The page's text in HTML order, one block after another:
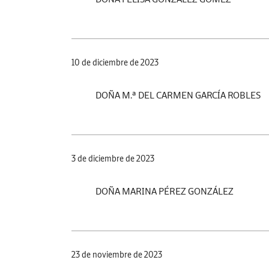
10 de diciembre de 2023
DOÑA M.ª DEL CARMEN GARCÍA ROBLES
3 de diciembre de 2023
DOÑA MARINA PÉREZ GONZÁLEZ
23 de noviembre de 2023